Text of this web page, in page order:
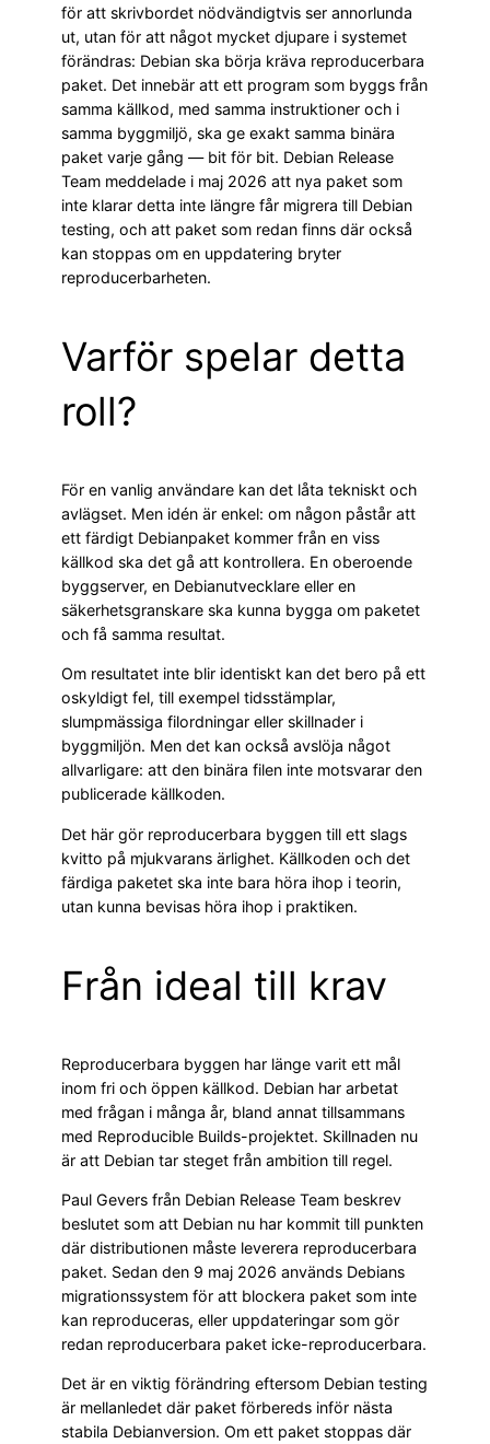
för att skrivbordet nödvändigtvis ser annorlunda
ut, utan för att något mycket djupare i systemet
förändras: Debian ska börja kräva reproducerbara
paket. Det innebär att ett program som byggs från
samma källkod, med samma instruktioner och i
samma byggmiljö, ska ge exakt samma binära
paket varje gång — bit för bit. Debian Release
Team meddelade i maj 2026 att nya paket som
inte klarar detta inte längre får migrera till Debian
testing, och att paket som redan finns där också
kan stoppas om en uppdatering bryter
reproducerbarheten.
Varför spelar detta
roll?
För en vanlig användare kan det låta tekniskt och
avlägset. Men idén är enkel: om någon påstår att
ett färdigt Debianpaket kommer från en viss
källkod ska det gå att kontrollera. En oberoende
byggserver, en Debianutvecklare eller en
säkerhetsgranskare ska kunna bygga om paketet
och få samma resultat.
Om resultatet inte blir identiskt kan det bero på ett
oskyldigt fel, till exempel tidsstämplar,
slumpmässiga filordningar eller skillnader i
byggmiljön. Men det kan också avslöja något
allvarligare: att den binära filen inte motsvarar den
publicerade källkoden.
Det här gör reproducerbara byggen till ett slags
kvitto på mjukvarans ärlighet. Källkoden och det
färdiga paketet ska inte bara höra ihop i teorin,
utan kunna bevisas höra ihop i praktiken.
Från ideal till krav
Reproducerbara byggen har länge varit ett mål
inom fri och öppen källkod. Debian har arbetat
med frågan i många år, bland annat tillsammans
med Reproducible Builds-projektet. Skillnaden nu
är att Debian tar steget från ambition till regel.
Paul Gevers från Debian Release Team beskrev
beslutet som att Debian nu har kommit till punkten
där distributionen måste leverera reproducerbara
paket. Sedan den 9 maj 2026 används Debians
migrationssystem för att blockera paket som inte
kan reproduceras, eller uppdateringar som gör
redan reproducerbara paket icke-reproducerbara.
Det är en viktig förändring eftersom Debian testing
är mellanledet där paket förbereds inför nästa
stabila Debianversion. Om ett paket stoppas där